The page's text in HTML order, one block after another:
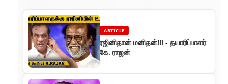
ARTICLE
ரஜினிதான் மனிதன்!!! - தயாரிப்பாளர்
கே. ராஜன்